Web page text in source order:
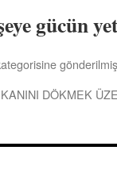
gücün
DÖKMEK